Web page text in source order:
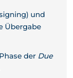
und
Übergabe
der Due